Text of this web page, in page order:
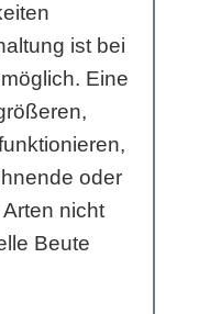
ist bei
Eine
oder
nicht
Beute